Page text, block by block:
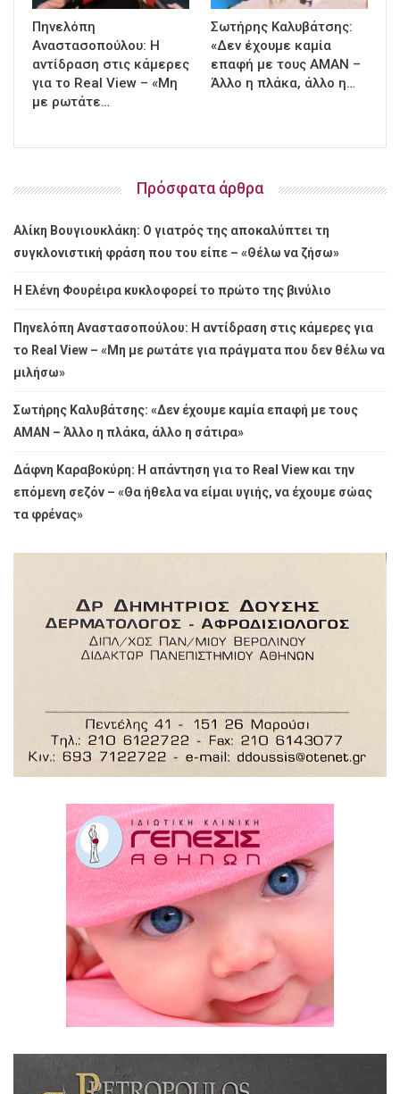
Πηνελόπη
Αναστασοπούλου: Η
αντίδραση στις κάμερες
για το Real View – «Μη
με ρωτάτε…
Σωτήρης Καλυβάτσης:
«Δεν έχουμε καμία
επαφή με τους ΑΜΑΝ –
Άλλο η πλάκα, άλλο η…
Πρόσφατα άρθρα
Αλίκη Βουγιουκλάκη: Ο γιατρός της αποκαλύπτει τη
συγκλονιστική φράση που του είπε – «Θέλω να ζήσω»
Η Ελένη Φουρέιρα κυκλοφορεί το πρώτο της βινύλιο
Πηνελόπη Αναστασοπούλου: Η αντίδραση στις κάμερες για
το Real View – «Μη με ρωτάτε για πράγματα που δεν θέλω να
μιλήσω»
Σωτήρης Καλυβάτσης: «Δεν έχουμε καμία επαφή με τους
ΑΜΑΝ – Άλλο η πλάκα, άλλο η σάτιρα»
Δάφνη Καραβοκύρη: Η απάντηση για το Real View και την
επόμενη σεζόν – «Θα ήθελα να είμαι υγιής, να έχουμε σώας
τα φρένας»